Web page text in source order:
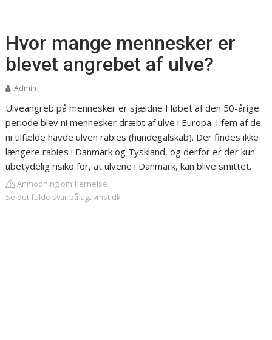
Hvor mange mennesker er
blevet angrebet af ulve?
Admin
Ulveangreb på mennesker er sjældne I løbet af den 50-årige
periode blev ni mennesker dræbt af ulve i Europa. I fem af de
ni tilfælde havde ulven rabies (hundegalskab). Der findes ikke
længere rabies i Danmark og Tyskland, og derfor er der kun
ubetydelig risiko for, at ulvene i Danmark, kan blive smittet.
Anmodning om fjernelse
Se det fulde svar på sgavmst.dk